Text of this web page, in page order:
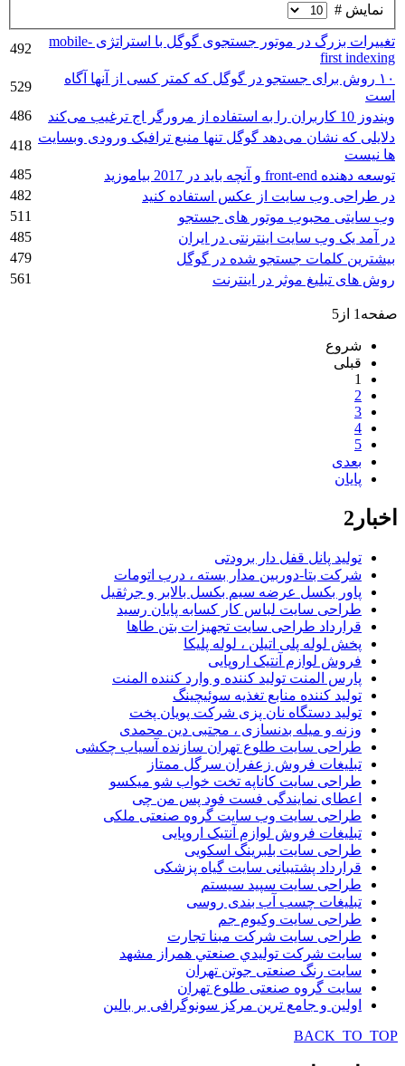
نمایش #
تغییرات بزرگ در موتور جستجوی گوگل با استراتژی mobile-
first indexing
492
۱۰ روش برای جستجو در گوگل که کمتر کسی از آنها آگاه
است
529
ویندوز 10 کاربران را به استفاده از مرورگر اج ترغیب می‌کند
486
دلایلی که نشان می‌دهد گوگل تنها منبع ترافیک ورودی وبسایت‌
ها نیست
418
توسعه دهنده front-end و آنچه باید در 2017 بیاموزید
485
در طراحی وب سایت از عکس استفاده کنید
482
وب سایتی محبوب موتور های جستجو
511
در آمد یک وب سایت اینترنتی در ایران
485
بیشترین کلمات جستجو شده در گوگل
479
روش های تبلیغ موثر در اینترنت
561
صفحه1 از5
شروع
قبلی
1
2
3
4
5
بعدی
پایان
اخبار2
تولید پانل قفل دار برودتی
شرکت بتا-دوربین مدار بسته ، درب اتومات
پاور بکسل عرضه سیم بکسل بالابر و جرثقیل
طراحی سایت لباس کار کسابه پایان رسید
قرارداد طراحی سایت تجهیزات بتن طاها
پخش لوله پلی اتیلن ، لوله پلیکا
فروش لوازم آنتیک اروپایی
پارس المنت تولید کننده و وارد کننده المنت
تولید کننده منابع تغذیه سوئیچینگ
تولید دستگاه نان پزی شرکت پویان پخت
وزنه و میله بدنسازی ، مجتبی دین محمدی
طراحی سایت طلوع تهران سازنده آسیاب چکشی
تبلیغات فروش زعفران سرگل ممتاز
طراحی سایت کاناپه تخت خواب شو میکسو
اعطای نمایندگی فست فود پس من چی
طراحی سایت وب سایت گروه صنعتی ملکی
تبلیغات فروش لوازم آنتیک اروپایی
طراحی سایت بلبرینگ اسکویی
قرارداد پشتیبانی سایت گیاه پزشکی
طراحی سایت سپید سیستم
تبلیغات چسب آب بندی روسی
طراحی سایت وکیوم جم
طراحی سایت شرکت مبنا تجارت
سایت شركت توليدي صنعتي همراز مشهد
سایت رنگ صنعتی جوتن تهران
سایت گروه صنعتی طلوع تهران
اولین و جامع ترین مرکز سونوگرافی بر بالین
BACK_TO_TOP